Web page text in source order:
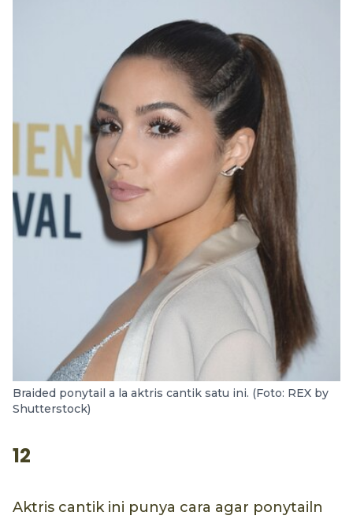
Braided ponytail a la aktris cantik satu ini. (Foto: REX by
Shutterstock)
12
Aktris cantik ini punya cara agar ponytailn